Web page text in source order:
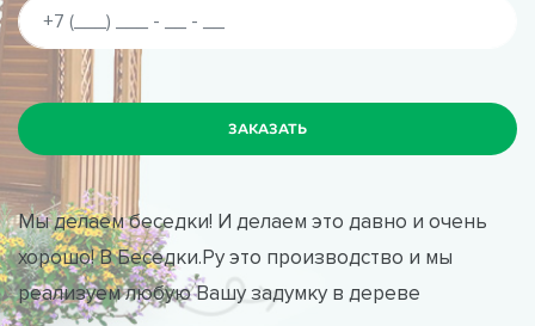
Мы делаем беседки! И делаем это давно и очень
хорошо! В Беседки.Ру это производство и мы
реализуем любую Вашу задумку в дереве